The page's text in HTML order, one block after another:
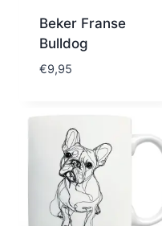
Beker Franse
Bulldog
€9,95